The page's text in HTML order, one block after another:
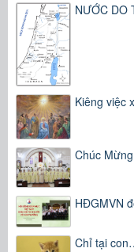
NƯỚC DO
Kiêng việc
Chúc
HĐGMVN
Chỉ tại